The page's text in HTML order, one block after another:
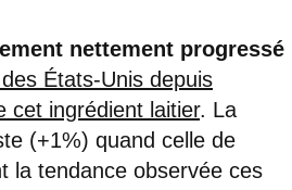
nettement progressé
États-Unis depuis
cet ingrédient laitier. La
(+1%) quand celle de
la tendance observée ces